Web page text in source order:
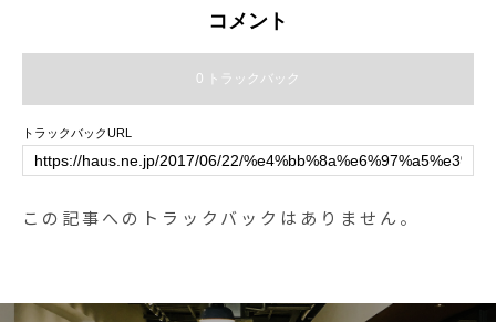
間》＊ショップ 11:00-20:00.＊ビ
ストロカフェモーニング. 9:00-11:
00 (Lo10:30)ランチ 11:30-14:00カ
#期間限定#ショコラアフォガード
#chocolate #affogato #espresso#
#haus_matsue #松江カフェ #島根
ン性や踵の補強を加え、履き心
#sneaker#hausmatsue #島根#松江
コメント
0 トラックバック
トラックバックURL
この記事へのトラックバックはありません。